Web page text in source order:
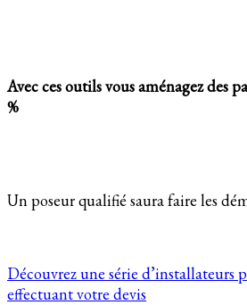
Avec ces outils vous aménagez des
%
Un poseur qualifié saura faire les
Découvrez une série d’installateurs
effectuant votre devis